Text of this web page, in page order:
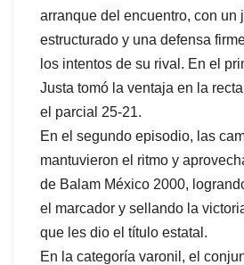
arranque del encuentro, con un
estructurado y una defensa
los intentos de su rival. En el
Justa tomó la ventaja en la
el parcial 25-21.
En el segundo episodio, las
mantuvieron el ritmo y
de Balam México 2000,
el marcador y sellando la
que les dio el título estatal.
En la categoría varonil, el